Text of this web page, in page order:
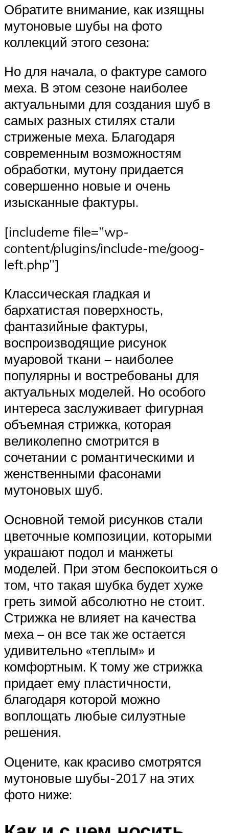
Обратите внимание, как изящны
мутоновые шубы на фото
коллекций этого сезона:
Но для начала, о фактуре самого
меха. В этом сезоне наиболее
актуальными для создания шуб в
самых разных стилях стали
стриженые меха. Благодаря
современным возможностям
обработки, мутону придается
совершенно новые и очень
изысканные фактуры.
[includeme file=”wp-
content/plugins/include-me/goog-
left.php”]
Классическая гладкая и
бархатистая поверхность,
фантазийные фактуры,
воспроизводящие рисунок
муаровой ткани – наиболее
популярны и востребованы для
актуальных моделей. Но особого
интереса заслуживает фигурная
объемная стрижка, которая
великолепно смотрится в
сочетании с романтическими и
женственными фасонами
мутоновых шуб.
Основной темой рисунков стали
цветочные композиции, которыми
украшают подол и манжеты
моделей. При этом беспокоиться о
том, что такая шубка будет хуже
греть зимой абсолютно не стоит.
Стрижка не влияет на качества
меха – он все так же остается
удивительно «теплым» и
комфортным. К тому же стрижка
придает ему пластичности,
благодаря которой можно
воплощать любые силуэтные
решения.
Оцените, как красиво смотрятся
мутоновые шубы-2017 на этих
фото ниже: